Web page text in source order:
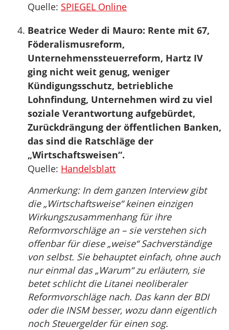
Quelle: SPIEGEL Online
Beatrice Weder di Mauro: Rente mit 67,
Föderalismusreform,
Unternehmenssteuerreform, Hartz IV
ging nicht weit genug, weniger
Kündigungsschutz, betriebliche
Lohnfindung, Unternehmen wird zu viel
soziale Verantwortung aufgebürdet,
Zurückdrängung der öffentlichen Banken,
das sind die Ratschläge der
„Wirtschaftsweisen“.
Quelle: Handelsblatt
Anmerkung: In dem ganzen Interview gibt
die „Wirtschaftsweise“ keinen einzigen
Wirkungszusammenhang für ihre
Reformvorschläge an – sie verstehen sich
offenbar für diese „weise“ Sachverständige
von selbst. Sie behauptet einfach, ohne auch
nur einmal das „Warum“ zu erläutern, sie
betet schlicht die Litanei neoliberaler
Reformvorschläge nach. Das kann der BDI
oder die INSM besser, wozu dann eigentlich
noch Steuergelder für einen sog.